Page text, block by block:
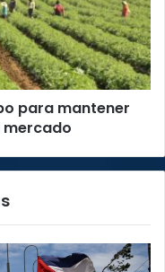
para mantener
mercado